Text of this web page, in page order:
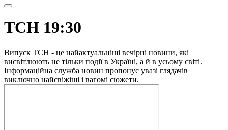
ТСН 19:30
Випуск ТСН - це найактуальніші вечірні новини, які
висвітлюють не тільки події в Україні, а й в усьому світі.
Інформаційна служба новин пропонує увазі глядачів
виключно найсвіжіші і вагомі сюжети.